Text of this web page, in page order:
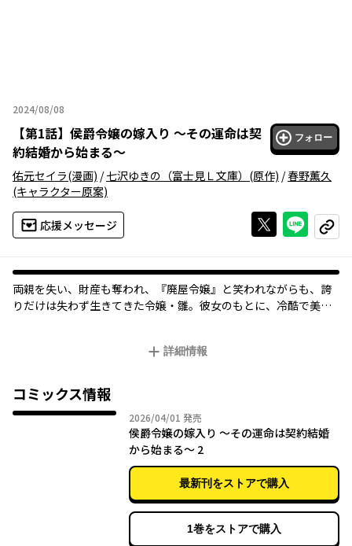
2024/08/08
2024年08月08日
【第1話】 侯爵令嬢の嫁入り ～その運命は契
約結婚から始まる～
フォロー
佑元セイラ(漫画) /七沢ゆきの（富士見Ｌ文庫） (原作) /春野薫久
(キャラクター原案)
応援メッセージ Xで投稿する
ライン
コピー
両親を失い、財産も奪われ、『廃屋令嬢』と笑われながらも、誇
りだけは失わず生きてきた令嬢・雛。彼女のもとに、冷酷で美貌
かりの花嫁となることを受け入れた。
敵の多い鷹との生活でも、雛は両親から継いだ教養と感性で困難
を切り抜ける。
彼女の仕立てた服の噂が社交界に広まると、鷹の事業の助けにも
繋がった。雛の賢明な生き方は、凍っていた鷹の心も少しずつ変
詳細情報
コミックス情報
2026/04/01 2026年04月01日
発売
侯爵令嬢の嫁入り ～その運命は契約結婚
から始まる～ 2
最新刊をストアで購入
1巻をストアで購入